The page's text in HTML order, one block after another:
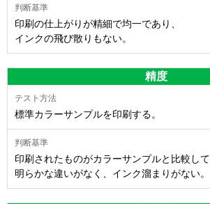
印刷の仕上がりが精細で均一であり、
インクの飛び散りもない。
精度
標準カラーサンプルを印刷する。
印刷されたものがカラーサンプルと比較して
明らかな違いがなく、インク溜まりがない。